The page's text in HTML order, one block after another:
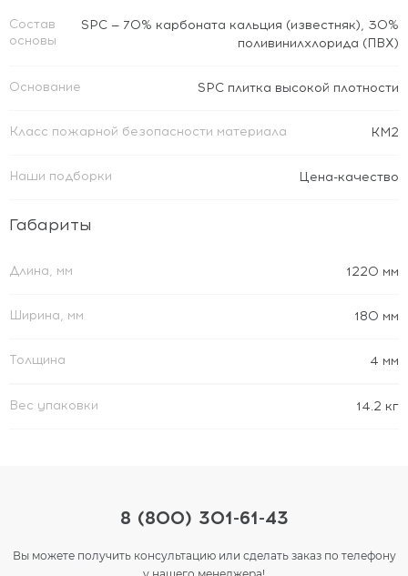
Состав
основы
SPC — 70% карбоната кальция (известняк), 30%
поливинилхлорида (ПВХ)
Основание SPC плитка высокой плотности
Класс пожарной безопасности материала КМ2
Наши подборки Цена-качество
Габариты
Длина, мм 1220 мм
Ширина, мм 180 мм
Толщина 4 мм
Вес упаковки 14.2 кг
8 (800) 301-61-43
Вы можете получить консультацию или сделать заказ по телефону